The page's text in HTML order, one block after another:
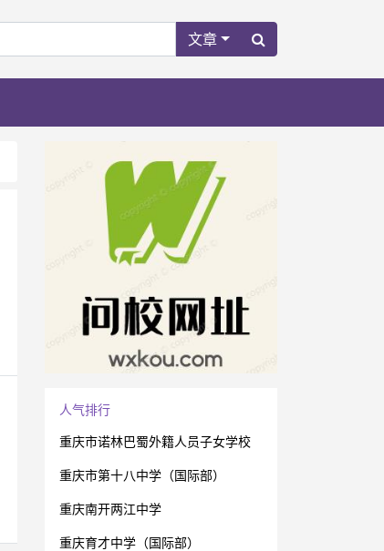
文章
人气排行
重庆市诺林巴蜀外籍人员子女学校
重庆市第十八中学（国际部）
重庆南开两江中学
重庆育才中学（国际部）